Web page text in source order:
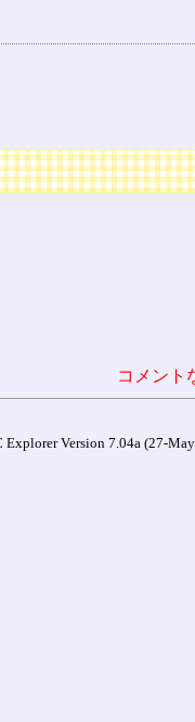
コメント
Version 7.04a (27-